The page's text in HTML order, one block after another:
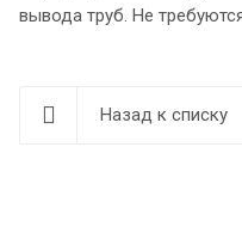
вывода труб. Не
Назад к списку